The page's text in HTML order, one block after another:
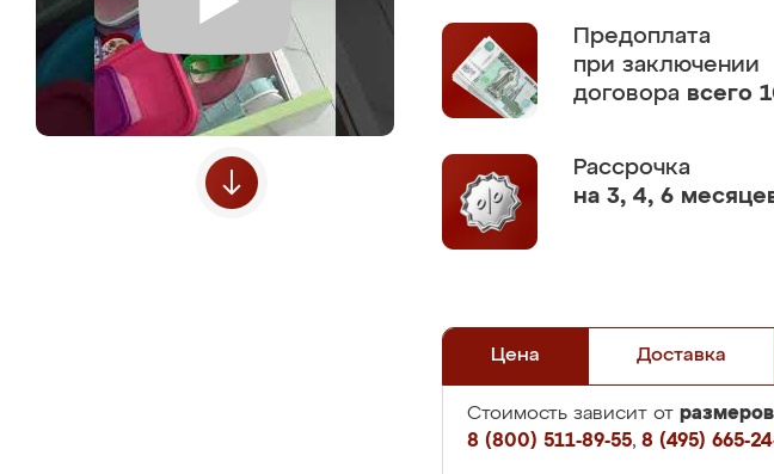
Предоплата
при заключении
договора всего
Рассрочка
на 3, 4, 6
Цена Доставка
Стоимость зависит от
8 (800) 511-89-55, 8 (495) 665-